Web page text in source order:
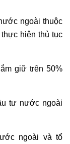
ngoài thuộc
hiện thủ tục
giữ trên 50%
tư nước ngoài
ngoài và tổ